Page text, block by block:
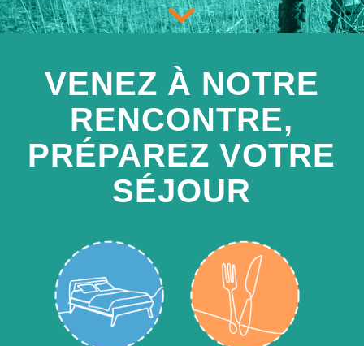
VENEZ À NOTRE
RENCONTRE,
PRÉPAREZ VOTRE
SÉJOUR